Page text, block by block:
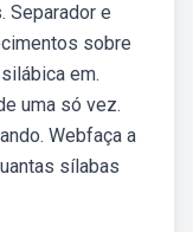
Separador e
sobre
em.
uma só vez.
Webfaça a
sílabas